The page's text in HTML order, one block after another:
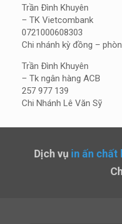
Trần Đình Khuyên
– TK Vietcombank
0721000608303
Chi nhánh kỳ đồng –
Trần Đình Khuyên
– Tk ngân hàng ACB
257 977 139
Chi Nhánh Lê Văn Sỹ
Dịch vụ in ấn chất